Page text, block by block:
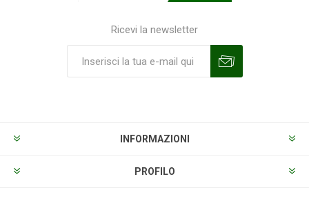
Ricevi la newsletter
INFORMAZIONI
PROFILO